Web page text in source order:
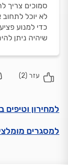
לא יוכל לתחוב
כדי למנוע
שיהיה ניתן
2
)
למחירון
למסגרים